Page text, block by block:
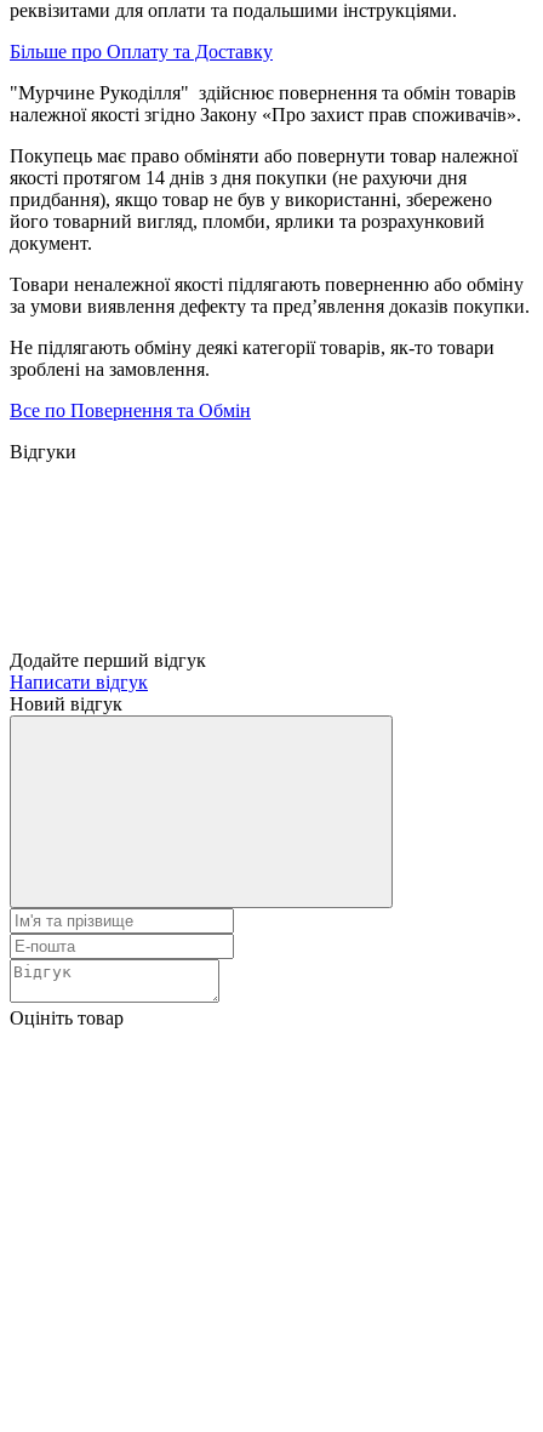
реквізитами для оплати та подальшими інструкціями.
Більше про Оплату та Доставку
"Мурчине Рукоділля" здійснює повернення та обмін товарів
належної якості згідно Закону «Про захист прав споживачів».
Покупець має право обміняти або повернути товар належної
якості протягом 14 днів з дня покупки (не рахуючи дня
придбання), якщо товар не був у використанні, збережено
його товарний вигляд, пломби, ярлики та розрахунковий
документ.
Товари неналежної якості підлягають поверненню або обміну
за умови виявлення дефекту та пред’явлення доказів покупки.
Не підлягають обміну деякі категорії товарів, як-то товари
зроблені на замовлення.
Все по Повернення та Обмін
Відгуки
Додайте перший відгук
Написати відгук
Новий відгук
Оцініть товар